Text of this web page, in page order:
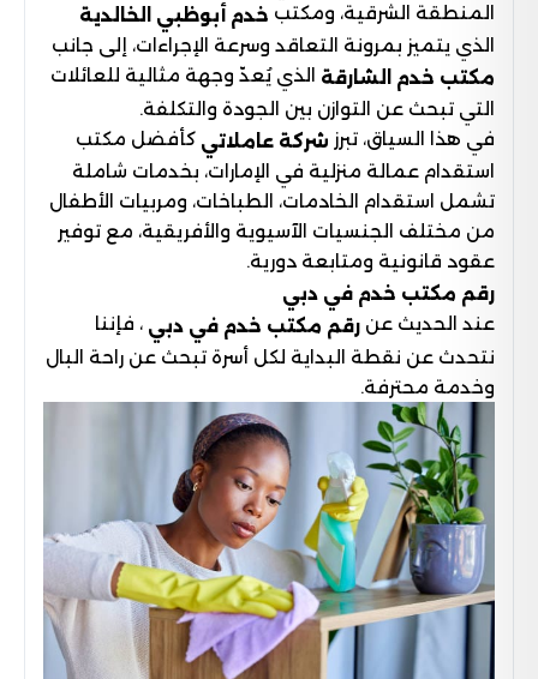
المنطقة الشرقية، ومكتب خدم أبوظبي الخالدية
الذي يتميز بمرونة التعاقد وسرعة الإجراءات، إلى جانب
مكتب خدم الشارقة الذي يُعدّ وجهة مثالية للعائلات
التي تبحث عن التوازن بين الجودة والتكلفة.
في هذا السياق، تبرز شركة عاملاتي كأفضل مكتب
استقدام عمالة منزلية في الإمارات، بخدمات شاملة
تشمل استقدام الخادمات، الطباخات، ومربيات الأطفال
من مختلف الجنسيات الآسيوية والأفريقية، مع توفير
عقود قانونية ومتابعة دورية.
رقم مكتب خدم في دبي
عند الحديث عن رقم مكتب خدم في دبي ، فإننا
نتحدث عن نقطة البداية لكل أسرة تبحث عن راحة البال
وخدمة محترفة.